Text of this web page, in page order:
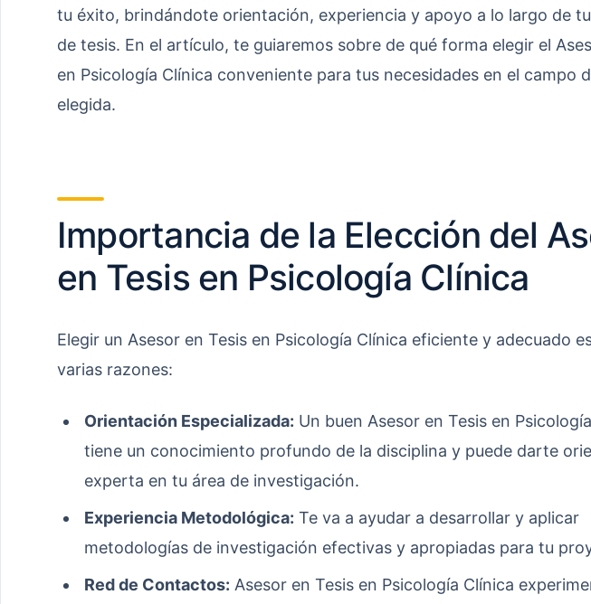
tu éxito, brindándote orientación, experiencia y apoyo a lo largo de
de tesis. En el artículo, te guiaremos sobre de qué forma elegir el
en Psicología Clínica conveniente para tus necesidades en el campo
elegida.
Importancia de la Elección del
en Tesis en Psicología Clínica
Elegir un Asesor en Tesis en Psicología Clínica eficiente y adecuado
varias razones:
Orientación Especializada: Un buen Asesor en Tesis en
tiene un conocimiento profundo de la disciplina y puede darte
experta en tu área de investigación.
Experiencia Metodológica: Te va a ayudar a desarrollar y aplicar
metodologías de investigación efectivas y apropiadas para tu
Red de Contactos: Asesor en Tesis en Psicología Clínica